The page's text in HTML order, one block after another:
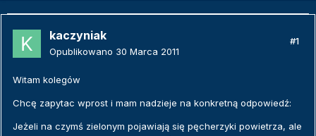
kaczyniak
Opublikowano 30 Marca 2011
#1
Witam kolegów
Chcę zapytac wprost i mam nadzieje na konkretną odpowiedź:
Jeżeli na czymś zielonym pojawiają się pęcherzyki powietrza, ale